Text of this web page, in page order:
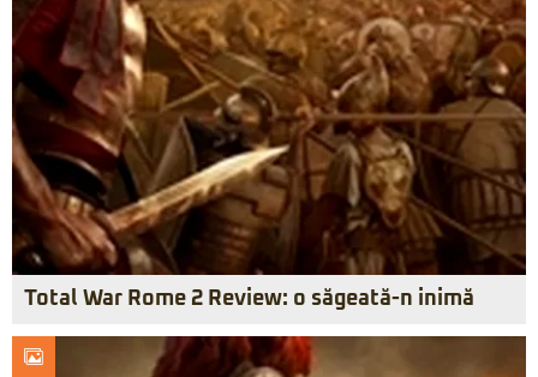
Total War Rome 2 Review: o săgeată-n inimă